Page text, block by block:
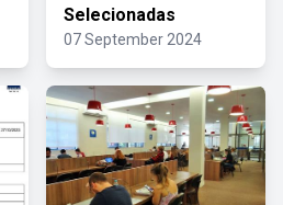
Selecionadas
07 September 2024